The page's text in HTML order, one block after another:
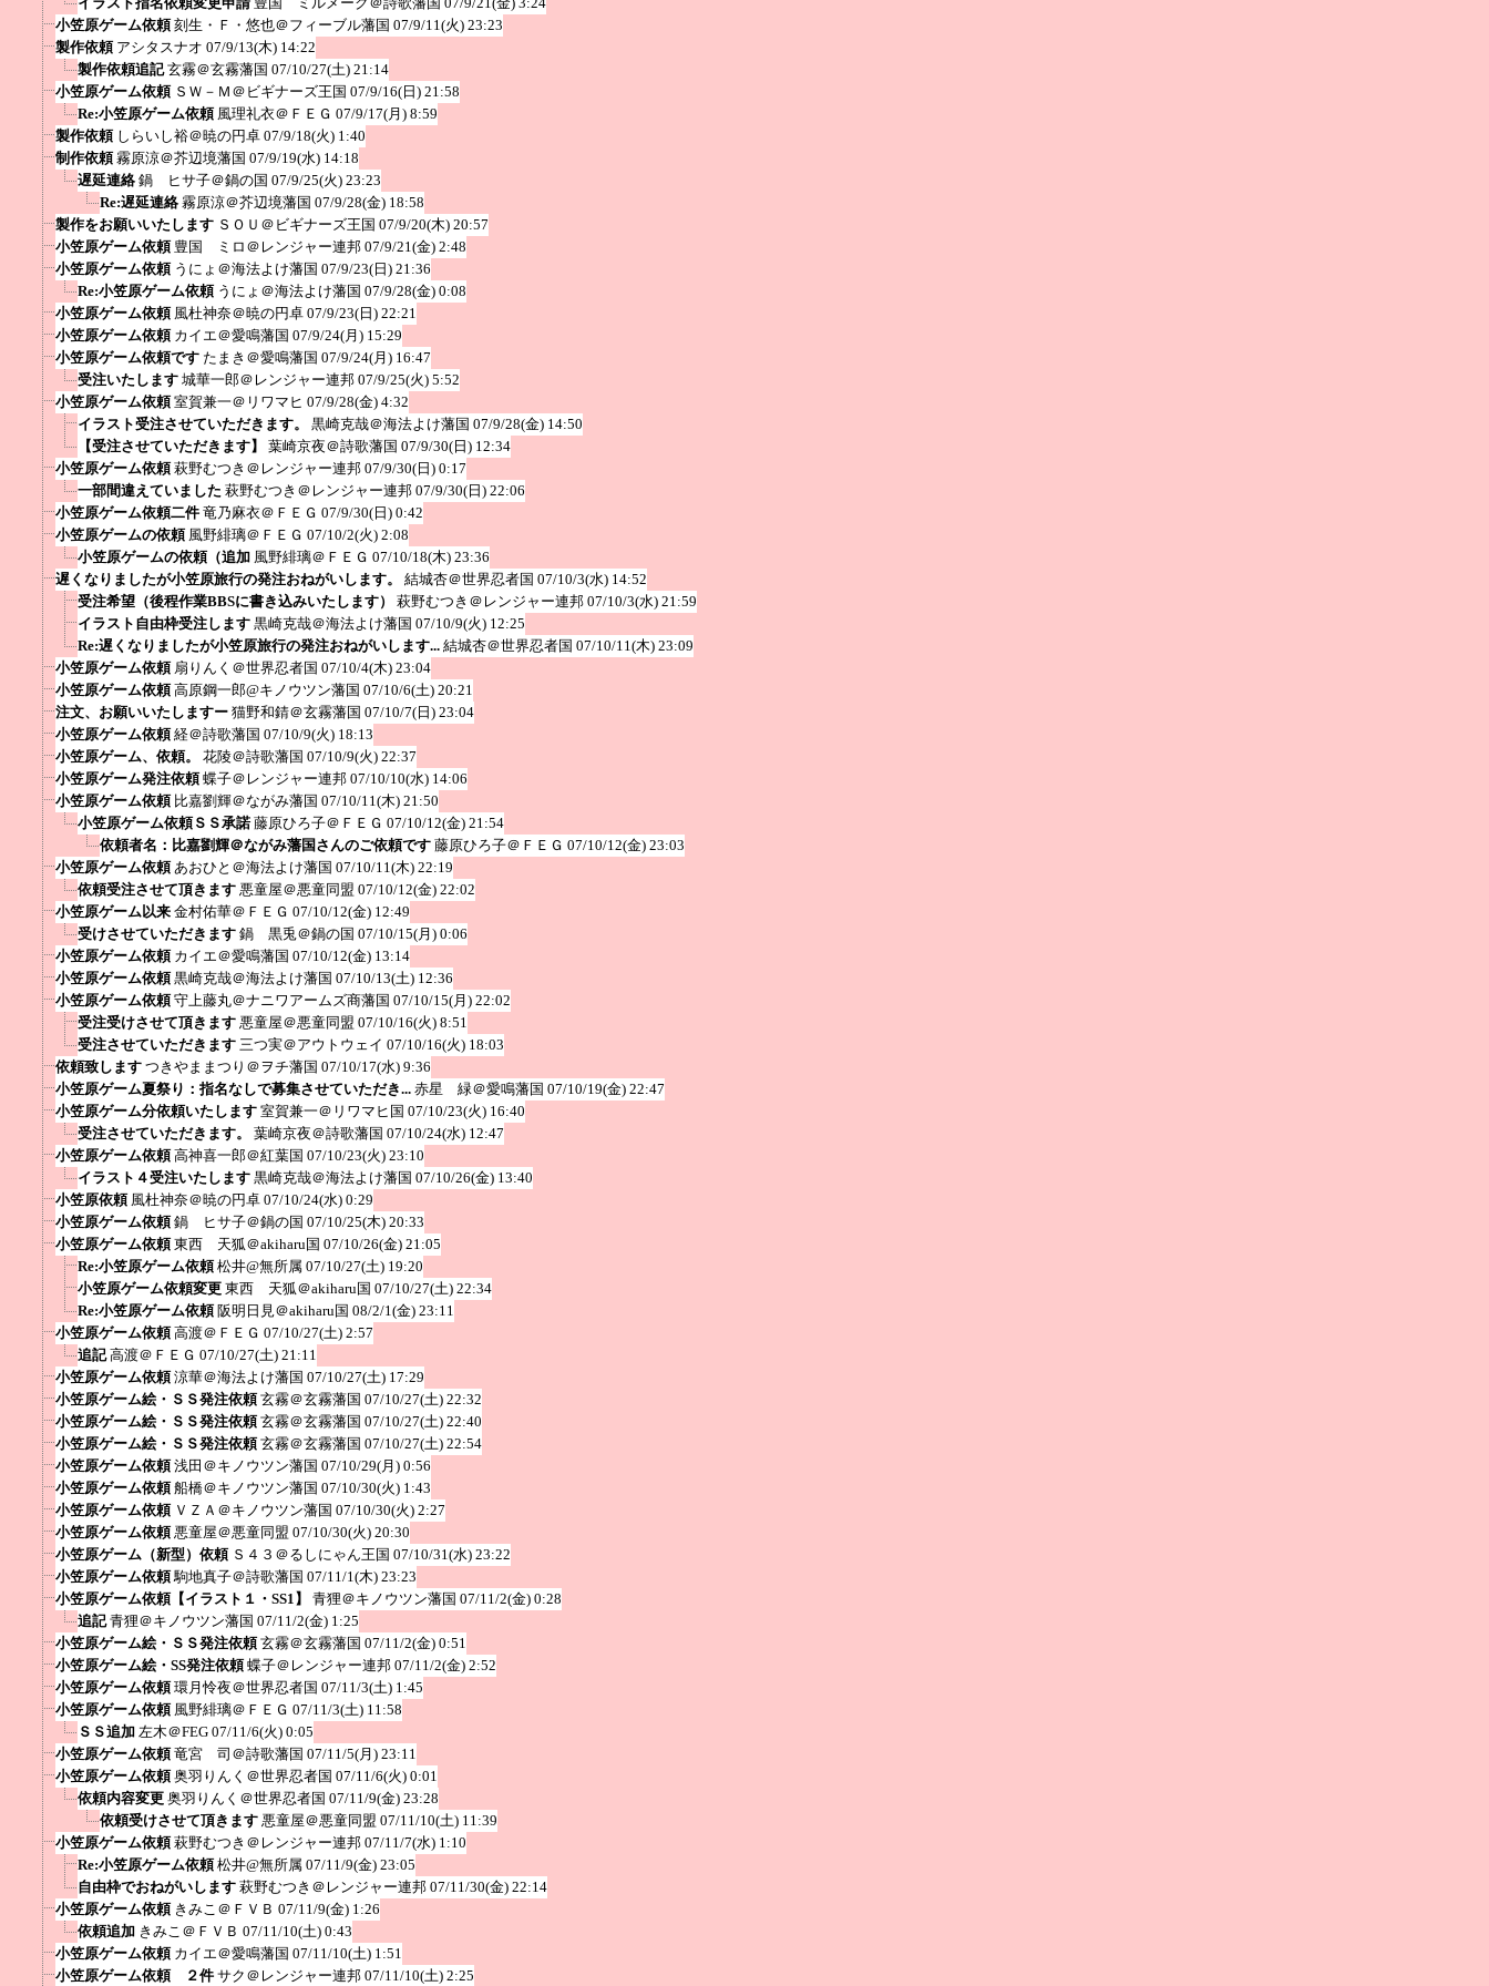
小笠原ゲーム依頼 刻生・Ｆ・悠也＠フィーブル藩国 07/9/11(火) 23:23
製作依頼 アシタスナオ 07/9/13(木) 14:22
製作依頼追記 玄霧＠玄霧藩国 07/10/27(土) 21:14
小笠原ゲーム依頼 ＳＷ－Ｍ＠ビギナーズ王国 07/9/16(日) 21:58
Re:小笠原ゲーム依頼 風理礼衣＠ＦＥＧ 07/9/17(月) 8:59
製作依頼 しらいし裕＠暁の円卓 07/9/18(火) 1:40
制作依頼 霧原涼＠芥辺境藩国 07/9/19(水) 14:18
遅延連絡 鍋 ヒサ子＠鍋の国 07/9/25(火) 23:23
Re:遅延連絡 霧原涼＠芥辺境藩国 07/9/28(金) 18:58
製作をお願いいたします ＳＯＵ＠ビギナーズ王国 07/9/20(木) 20:57
小笠原ゲーム依頼 豊国 ミロ＠レンジャー連邦 07/9/21(金) 2:48
小笠原ゲーム依頼 うにょ＠海法よけ藩国 07/9/23(日) 21:36
Re:小笠原ゲーム依頼 うにょ＠海法よけ藩国 07/9/28(金) 0:08
小笠原ゲーム依頼 風杜神奈＠暁の円卓 07/9/23(日) 22:21
小笠原ゲーム依頼 カイエ＠愛鳴藩国 07/9/24(月) 15:29
小笠原ゲーム依頼です たまき＠愛鳴藩国 07/9/24(月) 16:47
受注いたします 城華一郎＠レンジャー連邦 07/9/25(火) 5:52
小笠原ゲーム依頼 室賀兼一＠リワマヒ 07/9/28(金) 4:32
イラスト受注させていただきます。
黒崎克哉＠海法よけ藩国 07/9/28(金) 14:50
【受注させていただきます】
葉崎京夜＠詩歌藩国 07/9/30(日) 12:34
小笠原ゲーム依頼 萩野むつき＠レンジャー連邦 07/9/30(日) 0:17
一部間違えていました 萩野むつき＠レンジャー連邦 07/9/30(日) 22:06
小笠原ゲーム依頼二件 竜乃麻衣＠ＦＥＧ 07/9/30(日) 0:42
小笠原ゲームの依頼 風野緋璃＠ＦＥＧ 07/10/2(火) 2:08
小笠原ゲームの依頼（追加 風野緋璃＠ＦＥＧ 07/10/18(木) 23:36
遅くなりましたが小笠原旅行の発注おねがいします。
結城杏＠世界忍者国 07/10/3(水) 14:52
受注希望（後程作業BBSに書き込みいたします）
萩野むつき＠レンジャー連邦 07/10/3(水) 21:59
イラスト自由枠受注します 黒崎克哉＠海法よけ藩国 07/10/9(火) 12:25
Re:遅くなりましたが小笠原旅行の発注おねがいします... 結城杏＠世界忍者国 07/10/11(木) 23:09
小笠原ゲーム依頼 扇りんく＠世界忍者国 07/10/4(木) 23:04
小笠原ゲーム依頼 高原鋼一郎@キノウツン藩国 07/10/6(土) 20:21
注文、お願いいたしますー 猫野和錆＠玄霧藩国 07/10/7(日) 23:04
小笠原ゲーム依頼 経＠詩歌藩国 07/10/9(火) 18:13
小笠原ゲーム、依頼。
花陵＠詩歌藩国 07/10/9(火) 22:37
小笠原ゲーム発注依頼 蝶子＠レンジャー連邦 07/10/10(水) 14:06
小笠原ゲーム依頼 比嘉劉輝＠ながみ藩国 07/10/11(木) 21:50
小笠原ゲーム依頼ＳＳ承諾 藤原ひろ子＠ＦＥＧ 07/10/12(金) 21:54
依頼者名：比嘉劉輝＠ながみ藩国さんのご依頼です 藤原ひろ子＠ＦＥＧ 07/10/12(金) 23:03
小笠原ゲーム依頼 あおひと＠海法よけ藩国 07/10/11(木) 22:19
依頼受注させて頂きます 悪童屋＠悪童同盟 07/10/12(金) 22:02
小笠原ゲーム以来 金村佑華＠ＦＥＧ 07/10/12(金) 12:49
受けさせていただきます 鍋 黒兎＠鍋の国 07/10/15(月) 0:06
小笠原ゲーム依頼 カイエ＠愛鳴藩国 07/10/12(金) 13:14
小笠原ゲーム依頼 黒崎克哉＠海法よけ藩国 07/10/13(土) 12:36
小笠原ゲーム依頼 守上藤丸＠ナニワアームズ商藩国 07/10/15(月) 22:02
受注受けさせて頂きます 悪童屋＠悪童同盟 07/10/16(火) 8:51
受注させていただきます 三つ実＠アウトウェイ 07/10/16(火) 18:03
依頼致します つきやままつり＠ヲチ藩国 07/10/17(水) 9:36
小笠原ゲーム夏祭り：指名なしで募集させていただき... 赤星 緑＠愛鳴藩国 07/10/19(金) 22:47
小笠原ゲーム分依頼いたします 室賀兼一＠リワマヒ国 07/10/23(火) 16:40
受注させていただきます。
葉崎京夜＠詩歌藩国 07/10/24(水) 12:47
小笠原ゲーム依頼 高神喜一郎＠紅葉国 07/10/23(火) 23:10
イラスト４受注いたします 黒崎克哉＠海法よけ藩国 07/10/26(金) 13:40
小笠原依頼 風杜神奈＠暁の円卓 07/10/24(水) 0:29
小笠原ゲーム依頼 鍋 ヒサ子＠鍋の国 07/10/25(木) 20:33
小笠原ゲーム依頼 東西 天狐＠akiharu国 07/10/26(金) 21:05
Re:小笠原ゲーム依頼 松井@無所属 07/10/27(土) 19:20
小笠原ゲーム依頼変更 東西 天狐＠akiharu国 07/10/27(土) 22:34
Re:小笠原ゲーム依頼 阪明日見＠akiharu国 08/2/1(金) 23:11
小笠原ゲーム依頼 高渡＠ＦＥＧ 07/10/27(土) 2:57
追記 高渡＠ＦＥＧ 07/10/27(土) 21:11
小笠原ゲーム依頼 涼華＠海法よけ藩国 07/10/27(土) 17:29
小笠原ゲーム絵・ＳＳ発注依頼 玄霧＠玄霧藩国 07/10/27(土) 22:32
小笠原ゲーム絵・ＳＳ発注依頼 玄霧＠玄霧藩国 07/10/27(土) 22:40
小笠原ゲーム絵・ＳＳ発注依頼 玄霧＠玄霧藩国 07/10/27(土) 22:54
小笠原ゲーム依頼 浅田＠キノウツン藩国 07/10/29(月) 0:56
小笠原ゲーム依頼 船橋＠キノウツン藩国 07/10/30(火) 1:43
小笠原ゲーム依頼 ＶＺＡ＠キノウツン藩国 07/10/30(火) 2:27
小笠原ゲーム依頼 悪童屋＠悪童同盟 07/10/30(火) 20:30
小笠原ゲーム（新型）依頼 Ｓ４３＠るしにゃん王国 07/10/31(水) 23:22
小笠原ゲーム依頼 駒地真子＠詩歌藩国 07/11/1(木) 23:23
小笠原ゲーム依頼【イラスト１・SS1】
青狸＠キノウツン藩国 07/11/2(金) 0:28
追記 青狸＠キノウツン藩国 07/11/2(金) 1:25
小笠原ゲーム絵・ＳＳ発注依頼 玄霧＠玄霧藩国 07/11/2(金) 0:51
小笠原ゲーム絵・SS発注依頼 蝶子＠レンジャー連邦 07/11/2(金) 2:52
小笠原ゲーム依頼 環月怜夜＠世界忍者国 07/11/3(土) 1:45
小笠原ゲーム依頼 風野緋璃＠ＦＥＧ 07/11/3(土) 11:58
ＳＳ追加 左木＠FEG 07/11/6(火) 0:05
小笠原ゲーム依頼 竜宮 司＠詩歌藩国 07/11/5(月) 23:11
小笠原ゲーム依頼 奥羽りんく＠世界忍者国 07/11/6(火) 0:01
依頼内容変更 奥羽りんく＠世界忍者国 07/11/9(金) 23:28
依頼受けさせて頂きます 悪童屋＠悪童同盟 07/11/10(土) 11:39
小笠原ゲーム依頼 萩野むつき＠レンジャー連邦 07/11/7(水) 1:10
Re:小笠原ゲーム依頼 松井@無所属 07/11/9(金) 23:05
自由枠でおねがいします 萩野むつき＠レンジャー連邦 07/11/30(金) 22:14
小笠原ゲーム依頼 きみこ＠ＦＶＢ 07/11/9(金) 1:26
依頼追加 きみこ＠ＦＶＢ 07/11/10(土) 0:43
小笠原ゲーム依頼 カイエ＠愛鳴藩国 07/11/10(土) 1:51
小笠原ゲーム依頼 ２件 サク＠レンジャー連邦 07/11/10(土) 2:25